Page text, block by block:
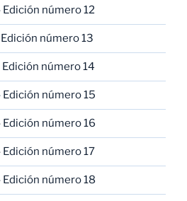
número 12
número 13
número 14
número 15
número 16
número 17
número 18